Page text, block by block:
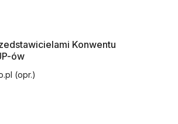
Konwentu
ów
(opr.)